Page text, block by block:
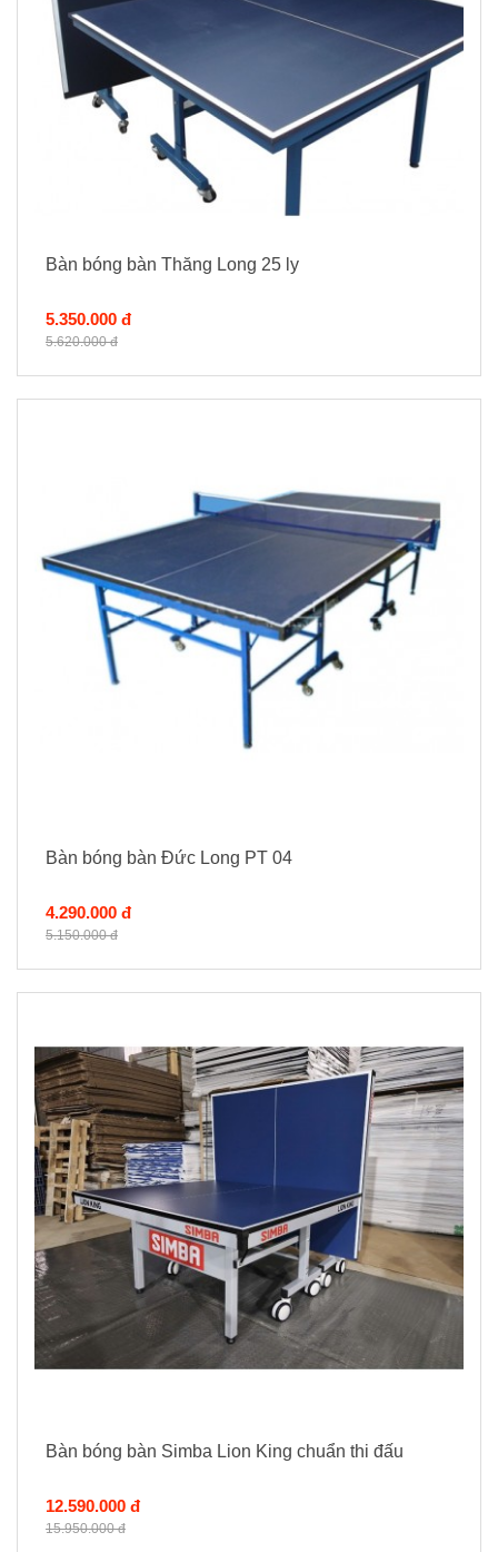
Bàn bóng bàn Thăng Long 25 ly
5.350.000 đ
5.620.000 đ
Bàn bóng bàn Đức Long PT 04
4.290.000 đ
5.150.000 đ
Bàn bóng bàn Simba Lion King chuẩn thi đấu
12.590.000 đ
15.950.000 đ